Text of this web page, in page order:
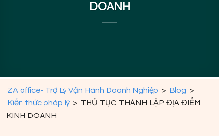
DOANH
ZA office- Trợ Lý Vận Hành Doanh Nghiệp > Blog >
Kiến thức pháp lý > THỦ TỤC THÀNH LẬP ĐỊA ĐIỂM
KINH DOANH